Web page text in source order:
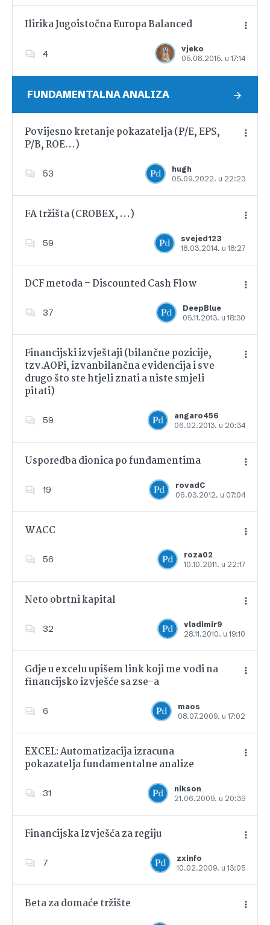
Ilirika Jugoistočna Europa Balanced
4
vjeko
05.08.2015. u 17:14
Dodajte u favorite
FUNDAMENTALNA ANALIZA
Povijesno kretanje pokazatelja (P/E, EPS,
P/B, ROE…)
53
hugh
05.09.2022. u 22:23
Dodajte u favorite
FA tržišta (CROBEX, …)
59
svejed123
18.03.2014. u 18:27
Dodajte u favorite
DCF metoda – Discounted Cash Flow
37
DeepBlue
05.11.2013. u 18:30
Dodajte u favorite
Financijski izvještaji (bilančne pozicije,
tzv.AOPi, izvanbilančna evidencija i sve
drugo što ste htjeli znati a niste smjeli
pitati)
59
angaro456
06.02.2013. u 20:34
Usporedba dionica po fundamentima
19
rovadC
06.03.2012. u 07:04
Dodajte u favorite
WACC
56
roza02
10.10.2011. u 22:17
Dodajte u favorite
Neto obrtni kapital
32
vladimir9
28.11.2010. u 19:10
Dodajte u favorite
Gdje u excelu upišem link koji me vodi na
financijsko izvješće sa zse-a
6
maos
08.07.2009. u 17:02
Dodajte u favorite
EXCEL: Automatizacija izracuna
pokazatelja fundamentalne analize
31
nikson
21.06.2009. u 20:39
Dodajte u favorite
Financijska Izvješća za regiju
7
zxinfo
10.02.2009. u 13:05
Dodajte u favorite
Beta za domaće tržište